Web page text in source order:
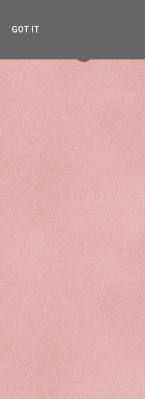
GOT IT